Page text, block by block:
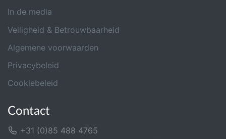
In de media
Veiligheid & Betrouwbaarheid
Algemene voorwaarden
Privacybeleid
Cookiebeleid
Contact
+31 (0)85 488 4765